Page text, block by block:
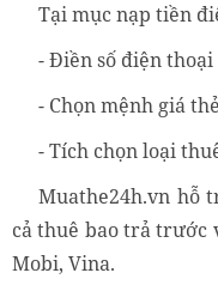
Tại mục nạp tiền
- Điền số điện thoại
- Chọn mệnh giá
- Tích chọn loại
Muathe24h.vn hỗ
cả thuê bao trả trước
Mobi, Vina.